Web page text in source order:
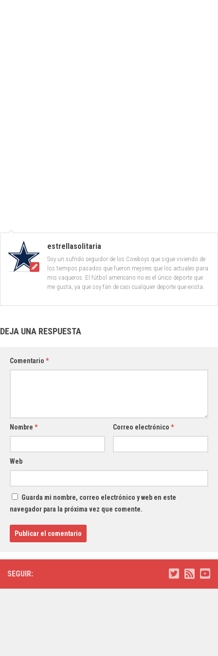
estrellasolitaria
Soy un sufrido seguidor de los Cowboys que sigue viviendo de
los tiempos pasados que fueron mejores que los actuales para
mis vaqueros. El fútbol americano no es el único deporte que
me gusta, ya que soy fan de casi cualquier deporte que exista.
DEJA UNA RESPUESTA
Comentario *
Nombre * Correo electrónico*
Web
Guarda mi nombre, correo electrónico y web en este
navegador para la próxima vez que comente.
SEGUIR: